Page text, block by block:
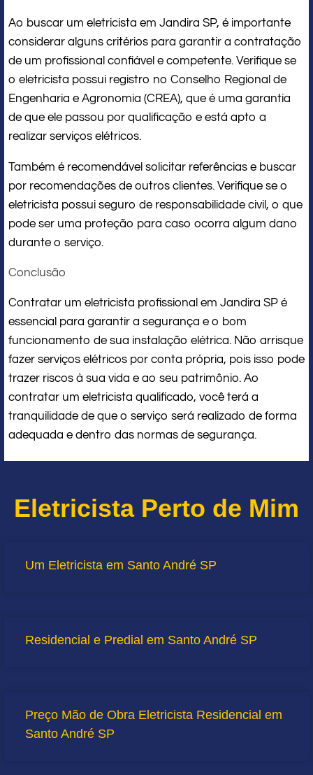
Ao buscar um eletricista em Jandira SP, é importante
considerar alguns critérios para garantir a contratação
de um profissional confiável e competente. Verifique se
o eletricista possui registro no Conselho Regional de
Engenharia e Agronomia (CREA), que é uma garantia
de que ele passou por qualificação e está apto a
realizar serviços elétricos.
Também é recomendável solicitar referências e buscar
por recomendações de outros clientes. Verifique se o
eletricista possui seguro de responsabilidade civil, o que
pode ser uma proteção para caso ocorra algum dano
durante o serviço.
Conclusão
Contratar um eletricista profissional em Jandira SP é
essencial para garantir a segurança e o bom
funcionamento de sua instalação elétrica. Não arrisque
fazer serviços elétricos por conta própria, pois isso pode
trazer riscos à sua vida e ao seu patrimônio. Ao
contratar um eletricista qualificado, você terá a
tranquilidade de que o serviço será realizado de forma
adequada e dentro das normas de segurança.
Eletricista Perto de Mim
Um Eletricista em Santo André SP
Residencial e Predial em Santo André SP
Preço Mão de Obra Eletricista Residencial em
Santo André SP